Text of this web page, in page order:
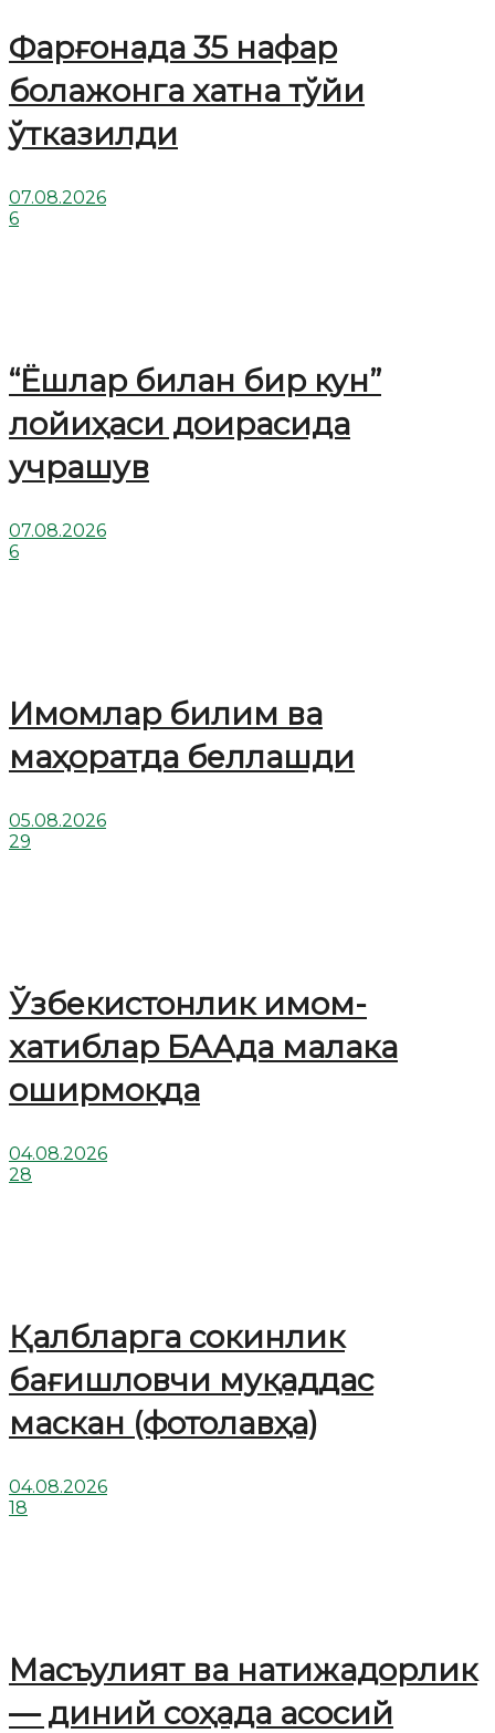
Фарғонада 35 нафар
болажонга хатна тўйи
ўтказилди
07.08.2026
6
“Ёшлар билан бир кун”
лойиҳаси доирасида
учрашув
07.08.2026
6
Имомлар билим ва
маҳоратда беллашди
05.08.2026
29
Ўзбекистонлик имом-
хатиблар БААда малака
оширмоқда
04.08.2026
28
Қалбларга сокинлик
бағишловчи муқаддас
маскан (фотолавҳа)
04.08.2026
18
Масъулият ва натижадорлик
— диний соҳада асосий